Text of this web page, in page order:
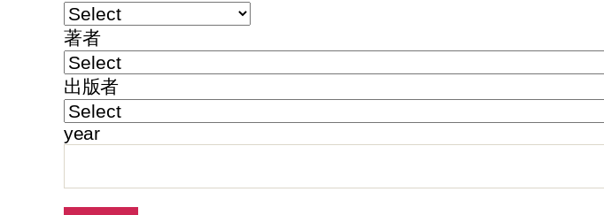
著者
出版者
year